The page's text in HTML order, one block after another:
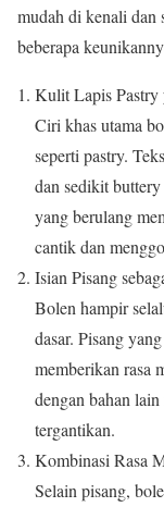
mudah di kenali dan
beberapa
Kulit Lapis Pastry
Ciri khas utama
seperti pastry.
dan sedikit
yang berulang
cantik dan
Isian Pisang
Bolen hampir
dasar. Pisang
memberikan rasa
dengan bahan
tergantikan.
Kombinasi Rasa
Selain pisang,